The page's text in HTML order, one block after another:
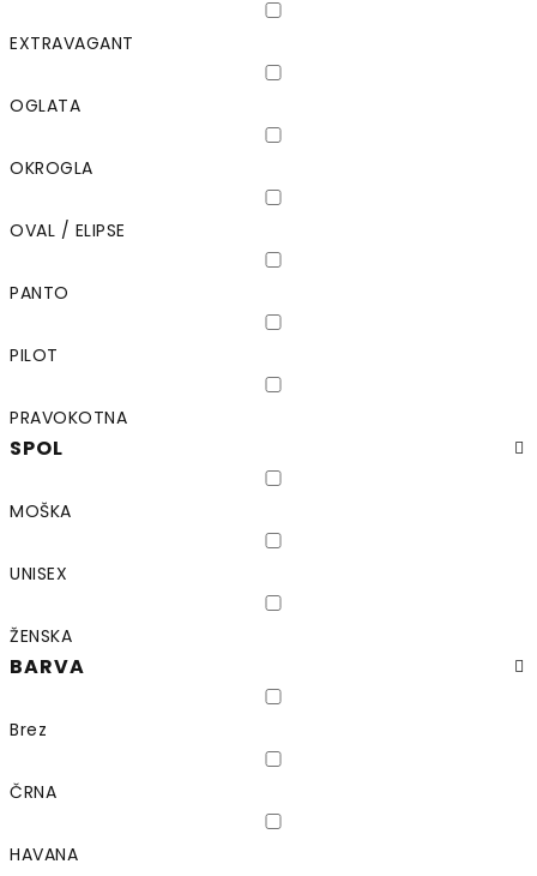
EXTRAVAGANT
OGLATA
OKROGLA
OVAL / ELIPSE
PANTO
PILOT
PRAVOKOTNA
SPOL
MOŠKA
UNISEX
ŽENSKA
BARVA
Brez
ČRNA
HAVANA